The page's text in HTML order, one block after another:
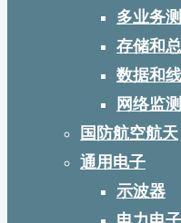
多业务
存储和
数据和
网络监
国防航空航天
通用电子
示波器